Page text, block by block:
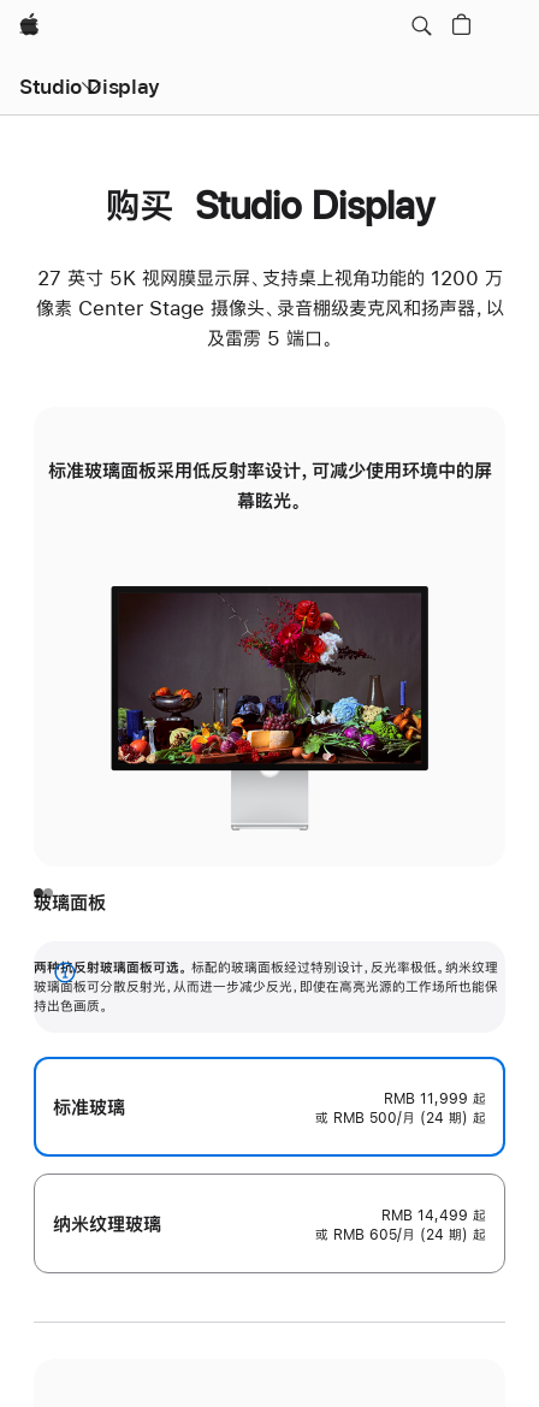
Apple
Studio Display
购买 Studio Display
27 英寸 5K 视网膜显示屏、支持桌上视角功能的 1200 万
像素 Center Stage 摄像头、录音棚级麦克风和扬声器，以
及雷雳 5 端口。
标准玻璃面板采用低反射率设计，可减少使用环境中的屏
幕眩光。
玻璃面板
两种抗反射玻璃面板可选。 标配的玻璃面板经过特别设计，反光率极低。纳米纹理
玻璃面板可分散反射光，从而进一步减少反光，即使在高亮光源的工作场所也能保
持出色画质。
展
开
标准玻璃 RMB 11,999 起
或 RMB 500/月 (24 期) 起
纳米纹理玻璃 RMB 14,499 起
或 RMB 605/月 (24 期) 起